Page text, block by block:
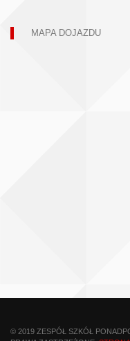
MAPA DOJAZDU
© 2019 ZESPÓŁ SZKÓŁ